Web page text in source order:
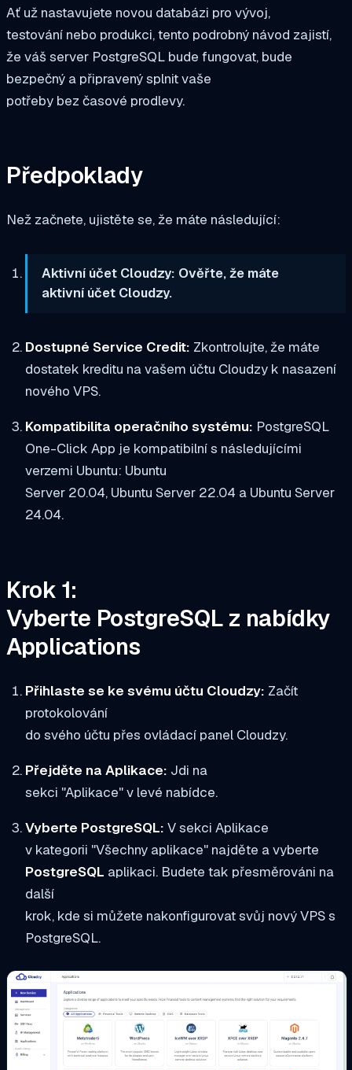
Ať už nastavujete novou databázi pro vývoj,
testování nebo produkci, tento podrobný návod zajistí,
že váš server PostgreSQL bude fungovat, bude
bezpečný a připravený splnit vaše
potřeby bez časové prodlevy.
Předpoklady
Než začnete, ujistěte se, že máte následující:
Aktivní účet Cloudzy: Ověřte, že máte
aktivní účet Cloudzy.
Dostupné Service Credit: Zkontrolujte, že máte
dostatek kreditu na vašem účtu Cloudzy k nasazení
nového VPS.
Kompatibilita operačního systému: PostgreSQL
One-Click App je kompatibilní s následujícími
verzemi Ubuntu: Ubuntu
Server 20.04, Ubuntu Server 22.04 a Ubuntu Server
24.04.
Krok 1:
Vyberte PostgreSQL z nabídky
Applications
Přihlaste se ke svému účtu Cloudzy: Začít
protokolování
do svého účtu přes ovládací panel Cloudzy.
Přejděte na Aplikace: Jdi na
sekci "Aplikace" v levé nabídce.
Vyberte PostgreSQL: V sekci Aplikace
v kategorii "Všechny aplikace" najděte a vyberte
PostgreSQL aplikaci. Budete tak přesměrováni na
další
krok, kde si můžete nakonfigurovat svůj nový VPS s
PostgreSQL.